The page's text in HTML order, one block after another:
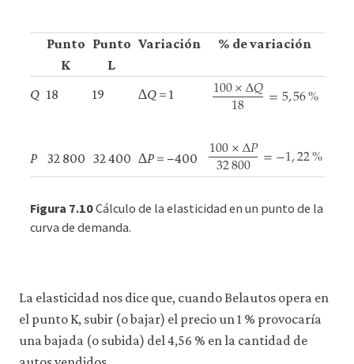
Punto
K
Punto
L
Variación % de variación
Q
P
18
32 800
19
32 400
∆Q= 1
∆P= −400
100×Δ𝑄
18 =5,56%
100×Δ
100×Δ𝑃
32800 =−1,22%
100×ΔP
Figura 7.10Cálculo de la elasticidad en un punto de la
curva de demanda.
La elasticidad nos dice que, cuando Belautos opera en
el punto K, subir (o bajar) el precio un 1 % provocaría
una bajada (o subida) del 4,56 % en la cantidad de